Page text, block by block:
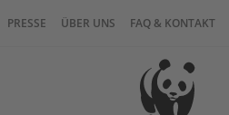
PRESSE ÜBER UNS FAQ & KONTAKT